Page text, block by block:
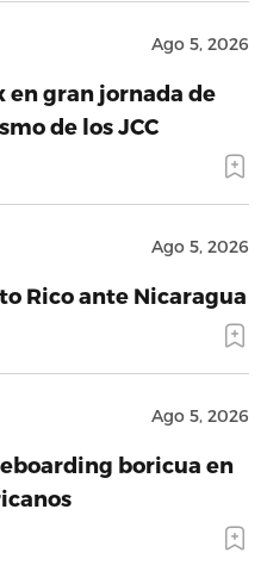
Ago 5, 2026
en gran jornada de
de los JCC
Ago 5, 2026
Rico ante Nicaragua
Ago 5, 2026
boricua en